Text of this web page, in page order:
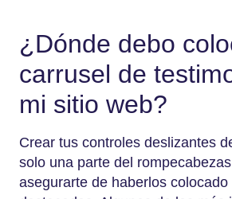
¿Dónde debo
carrusel de
mi sitio web?
Crear tus controles deslizantes
solo una parte del
asegurarte de haberlos